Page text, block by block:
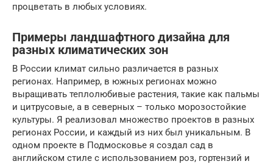
процветать в любых условиях.
Примеры ландшафтного дизайна для
разных климатических зон
В России климат сильно различается в разных
регионах. Например, в южных регионах можно
выращивать теплолюбивые растения, такие как пальмы
и цитрусовые, а в северных – только морозостойкие
культуры. Я реализовал множество проектов в разных
регионах России, и каждый из них был уникальным. В
одном проекте в Подмосковье я создал сад в
английском стиле с использованием роз, гортензий и